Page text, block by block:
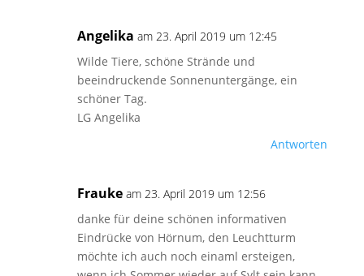
Angelika am 23. April 2019 um 12:45
Wilde Tiere, schöne Strände und
beeindruckende Sonnenuntergänge, ein
schöner Tag.
LG Angelika
Antworten
Frauke am 23. April 2019 um 12:56
danke für deine schönen informativen
Eindrücke von Hörnum, den Leuchtturm
möchte ich auch noch einaml ersteigen,